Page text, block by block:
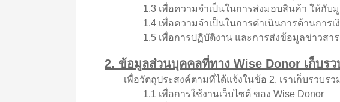
1.3 เพื่อความจำเป็นในการส่งมอบสินค้า ให้กับมูล
1.4 เพื่อความจำเป็นในการดำเนินการด้านการเงิน
1.5 เพื่อการปฏิบัติงาน และการส่งข้อมูลข่าวสาร
2. ข้อมูลส่วนบุคคลที่ทาง Wise Donor เก็บร
เพื่อวัตถุประสงค์ตามที่ได้แจ้งในข้อ 2. เราเก็บรวบร
1.1 เพื่อการใช้งานเว็บไซต์ ของ Wise Donor